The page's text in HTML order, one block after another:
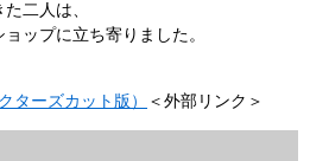
二人は、
ップに立ち寄りました。
ターズカット版） ＜外部リンク＞